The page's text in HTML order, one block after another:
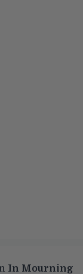
In Mourning